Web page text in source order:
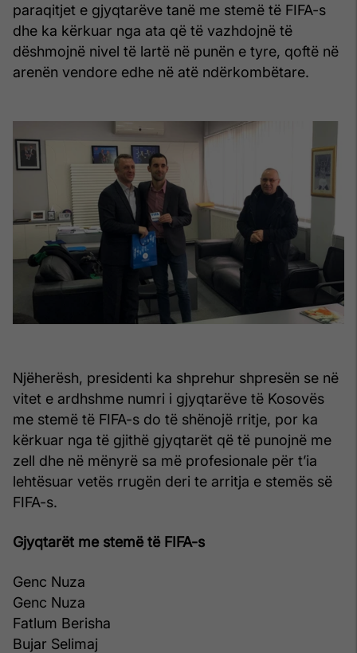
paraqitjet e gjyqtarëve tanë me stemë të FIFA-s
dhe ka kërkuar nga ata që të vazhdojnë të
dëshmojnë nivel të lartë në punën e tyre, qoftë në
arenën vendore edhe në atë ndërkombëtare.
Njëherësh, presidenti ka shprehur shpresën se në
vitet e ardhshme numri i gjyqtarëve të Kosovës
me stemë të FIFA-s do të shënojë rritje, por ka
kërkuar nga të gjithë gjyqtarët që të punojnë me
zell dhe në mënyrë sa më profesionale për t’ia
lehtësuar vetës rrugën deri te arritja e stemës së
FIFA-s.
Gjyqtarët me stemë të FIFA-s
Genc Nuza
Genc Nuza
Fatlum Berisha
Bujar Selimaj